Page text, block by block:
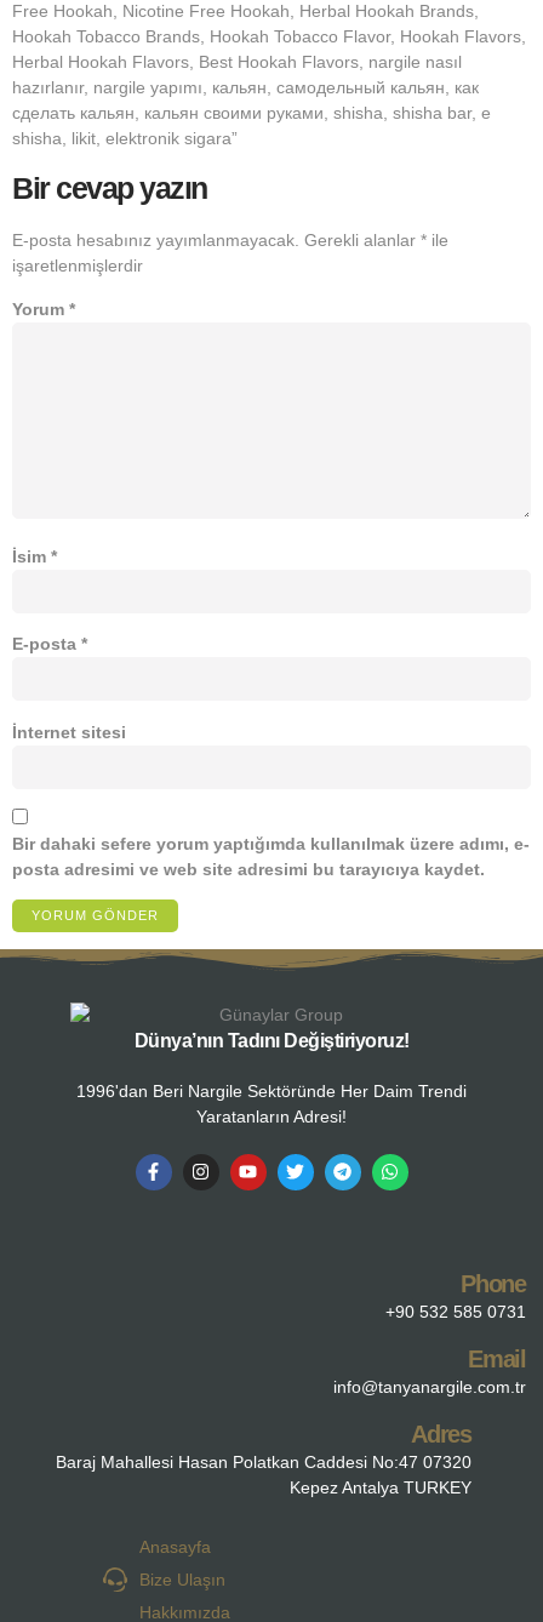
Free Hookah, Nicotine Free Hookah, Herbal Hookah Brands,
Hookah Tobacco Brands, Hookah Tobacco Flavor, Hookah Flavors,
Herbal Hookah Flavors, Best Hookah Flavors, nargile nasıl
hazırlanır, nargile yapımı, кальян, самодельный кальян, как
сделать кальян, кальян своими руками, shisha, shisha bar, e
shisha, likit, elektronik sigara”
Bir cevap yazın
E-posta hesabınız yayımlanmayacak. Gerekli alanlar * ile
işaretlenmişlerdir
Yorum *
İsim *
E-posta *
İnternet sitesi
Bir dahaki sefere yorum yaptığımda kullanılmak üzere adımı, e-
posta adresimi ve web site adresimi bu tarayıcıya kaydet.
Dünya’nın Tadını Değiştiriyoruz!
1996'dan Beri Nargile Sektöründe Her Daim Trendi
Yaratanların Adresi!
Phone
+90 532 585 0731
Email
info@tanyanargile.com.tr
Adres
Baraj Mahallesi Hasan Polatkan Caddesi No:47 07320
Kepez Antalya TURKEY
Anasayfa
Bize Ulaşın
Hakkımızda